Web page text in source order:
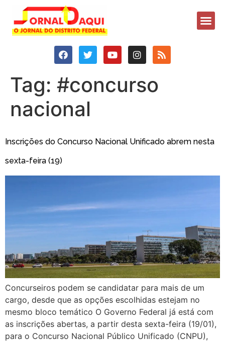
Tag: #concurso
nacional
Inscrições do Concurso Nacional Unificado abrem nesta
sexta-feira (19)
Concurseiros podem se candidatar para mais de um
cargo, desde que as opções escolhidas estejam no
mesmo bloco temático O Governo Federal já está com
as inscrições abertas, a partir desta sexta-feira (19/01),
para o Concurso Nacional Público Unificado (CNPU),